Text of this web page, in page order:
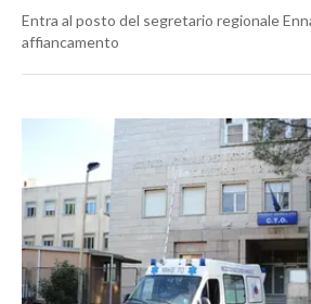
Entra al posto del segretario regionale
affiancamento